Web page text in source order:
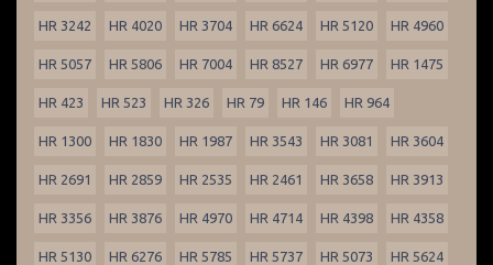
HR 3242 HR 4020 HR 3704 HR 6624 HR 5120 HR 4960
HR 5057 HR 5806 HR 7004 HR 8527 HR 6977 HR 1475
HR 423 HR 523 HR 326 HR 79 HR 146 HR 964
HR 1300 HR 1830 HR 1987 HR 3543 HR 3081 HR 3604
HR 2691 HR 2859 HR 2535 HR 2461 HR 3658 HR 3913
HR 3356 HR 3876 HR 4970 HR 4714 HR 4398 HR 4358
HR 5130 HR 6276 HR 5785 HR 5737 HR 5073 HR 5624